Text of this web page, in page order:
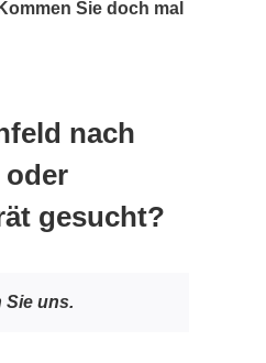
Sie doch mal
nach
oder
gesucht?
Sie uns.